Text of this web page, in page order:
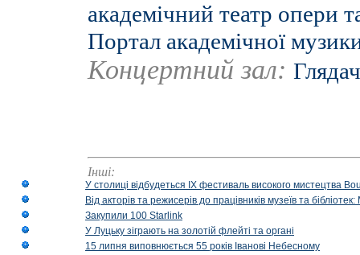
академічний театр опери
Портал академічної
Концертний зал:
Інші:
У столиці відбудеться IX фестиваль високого мистецтва
Від акторів та режисерів до працівників музеїв та
Закупили 100 Starlink
У Луцьку зіграють на золотій флейті та органі
15 липня виповнюється 55 років Іванові Небесному